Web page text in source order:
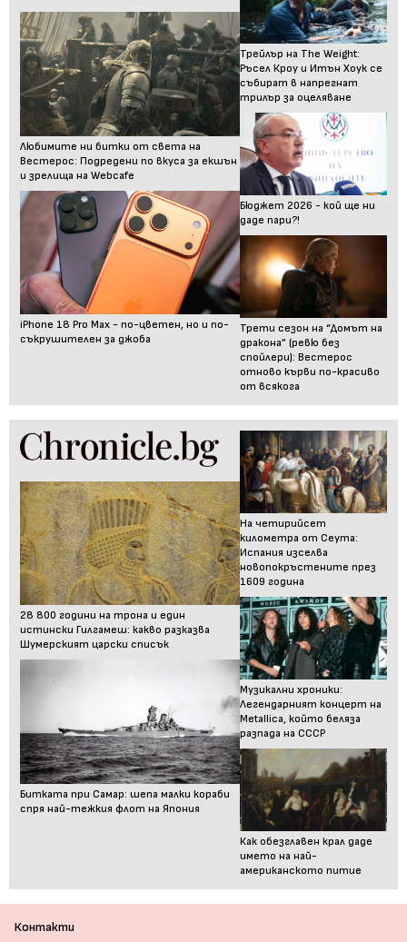
Любимите ни битки от света на
Вестерос: Подредени по вкуса за екшън
и зрелища на Webcafe
iPhone 18 Pro Max - по-цветен, но и по-
съкрушителен за джоба
Трейлър на The Weight:
Ръсел Кроу и Итън Хоук се
събират в напрегнат
трилър за оцеляване
Бюджет 2026 - кой ще ни
даде пари?!
Трети сезон на “Домът на
дракона” (ревю без
спойлери): Вестерос
отново кърви по-красиво
от всякога
28 800 години на трона и един
истински Гилгамеш: какво разказва
Шумерският царски списък
Битката при Самар: шепа малки кораби
спря най-тежкия флот на Япония
На четирийсет
километра от Сеута:
Испания изселва
новопокръстените през
1609 година
Музикални хроники:
Легендарният концерт на
Metallica, който беляза
разпада на СССР
Как обезглавен крал даде
името на най-
американското питие
Контакти